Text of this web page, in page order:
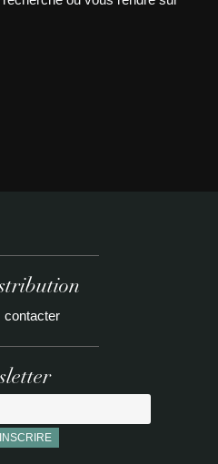
contacter